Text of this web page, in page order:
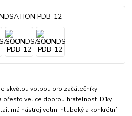
skvělou volbou pro začátečníky
přesto velice dobrou hratelnost. Díky
má nástroj velmi hluboký a konkrétní